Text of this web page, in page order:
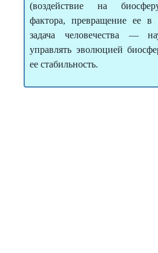
(воздействие на
фактора, превращение ее в
задача человечества —
управлять эволюцией
ее стабильность.